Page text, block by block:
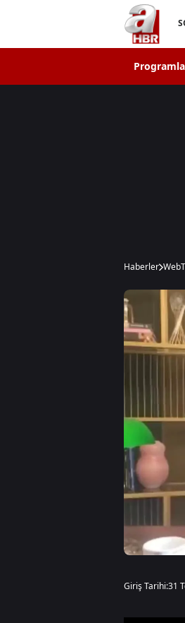
Haberler
Giriş Tarihi:31